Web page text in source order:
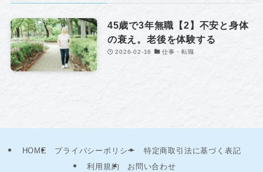
45歳で3年無職【2】不安と身体
の衰え。老後を体験する
2026-02-16 仕事・転職
HOME プライバシーポリシー
特定商取引法に基づく表記
利用規約
お問い合わせ